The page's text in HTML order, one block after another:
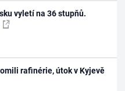
vyletí na 36 stupňů.
rafinérie, útok v Kyjevě